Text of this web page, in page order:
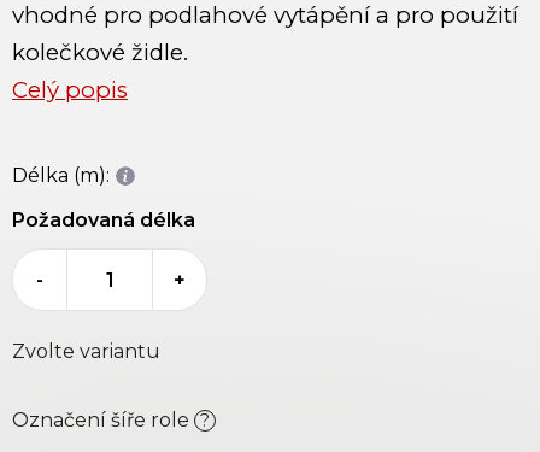
vhodné pro podlahové vytápění a pro použití
kolečkové židle.
Celý popis
Označení šíře role ?
Zvolte variantu
Délka (m):
Požadovaná délka
- +